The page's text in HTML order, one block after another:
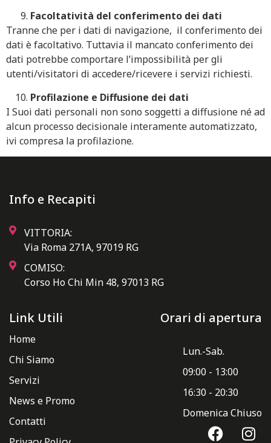
Facoltatività del conferimento dei dati
Tranne che per i dati di navigazione, il conferimento dei
dati è facoltativo. Tuttavia il mancato conferimento dei
dati potrebbe comportare l’impossibilità per gli
utenti/visitatori di accedere/ricevere i servizi richiesti.
Profilazione e Diffusione dei dati
I Suoi dati personali non sono soggetti a diffusione né ad
alcun processo decisionale interamente automatizzato,
ivi compresa la profilazione.
Info e Recapiti
VITTORIA:
Via Roma 271A, 97019 RG
COMISO:
Corso Ho Chi Min 48, 97013 RG
Link Utili
Home
Chi Siamo
Servizi
News e Promo
Contatti
Orari di apertura
Lun.-Sab.
09:00 - 13:00
16:30 - 20:30
Domenica Chiuso